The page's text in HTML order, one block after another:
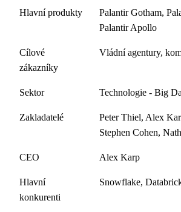
Hlavní produkty
Palantir Gotham,
Palantir Apollo
Cílové
zákazníky
Vládní agentury,
Sektor Technologie - Big
Zakladatelé
Peter Thiel, Alex
Stephen Cohen,
CEO Alex Karp
Hlavní
konkurenti
Snowflake,